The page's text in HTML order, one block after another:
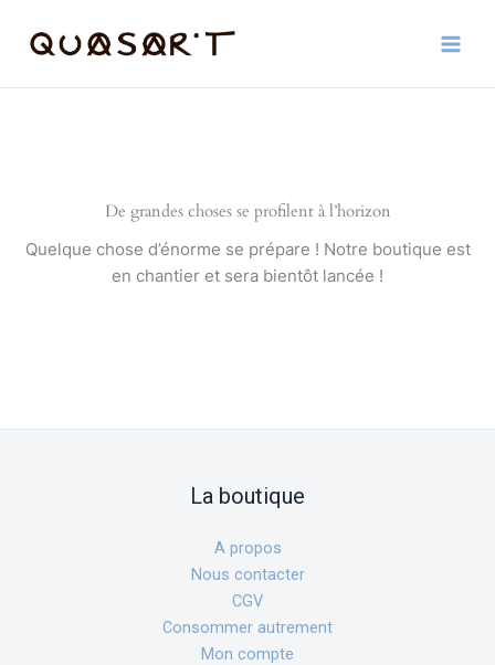
De grandes choses se profilent à l’horizon
Quelque chose d’énorme se prépare ! Notre boutique est
en chantier et sera bientôt lancée !
La boutique
A propos
Nous contacter
CGV
Consommer autrement
Mon compte